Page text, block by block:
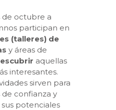
de octubre a
participan en
(talleres) de
y áreas de
aquellas
interesantes.
sirven para
confianza y
potenciales